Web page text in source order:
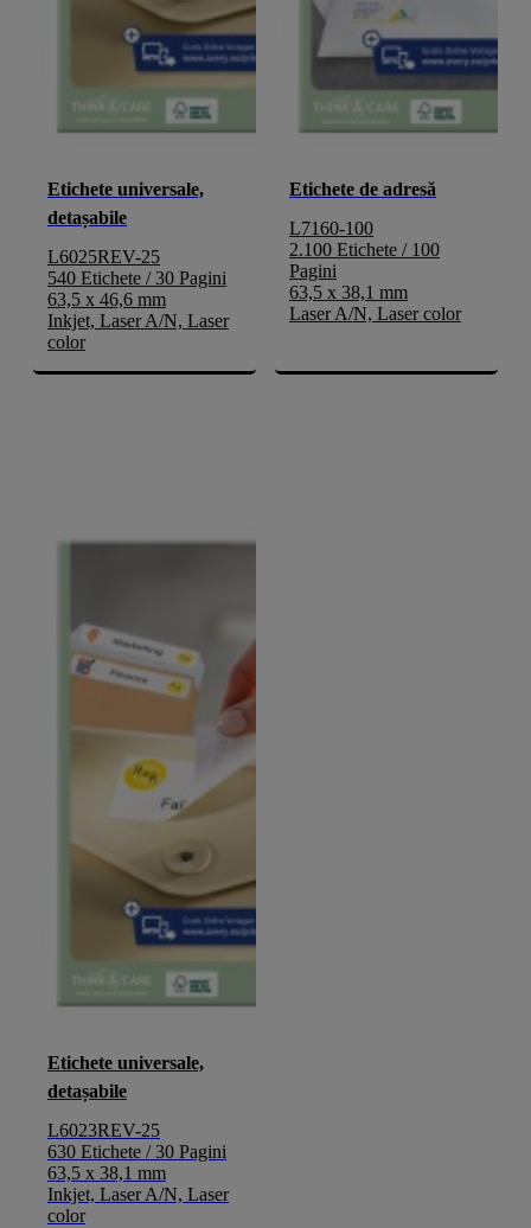
Etichete universale,
detașabile
L6025REV-25
540 Etichete / 30 Pagini
63,5 x 46,6 mm
Inkjet, Laser A/N, Laser
color
Etichete de adresă
L7160-100
2.100 Etichete / 100
Pagini
63,5 x 38,1 mm
Laser A/N, Laser color
Etichete universale,
detașabile
L6023REV-25
630 Etichete / 30 Pagini
63,5 x 38,1 mm
Inkjet, Laser A/N, Laser
color